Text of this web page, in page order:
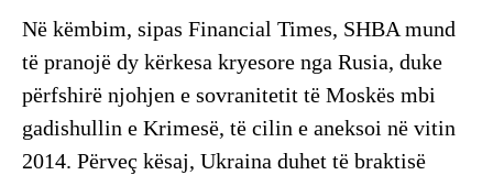
Në këmbim, sipas Financial Times, SHBA mund
të pranojë dy kërkesa kryesore nga Rusia, duke
përfshirë njohjen e sovranitetit të Moskës mbi
gadishullin e Krimesë, të cilin e aneksoi në vitin
2014. Përveç kësaj, Ukraina duhet të braktisë